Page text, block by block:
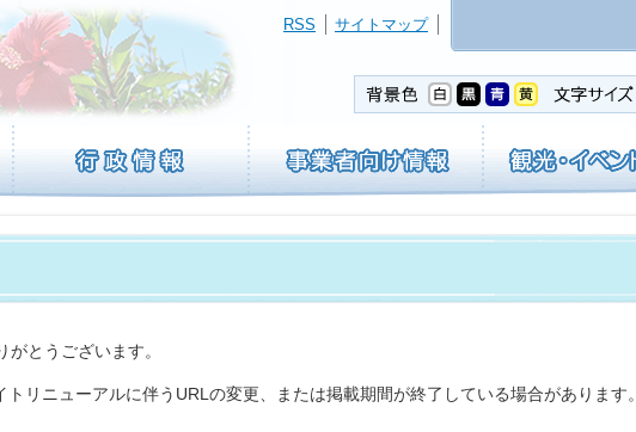
サイトマップ
RSS
とうございます。
リニューアルに伴うURLの変更、または掲載期間が終了している場合があります。